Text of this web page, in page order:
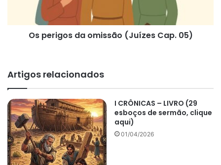
Os perigos da omissão (Juízes Cap. 05)
Artigos relacionados
I CRÔNICAS – LIVRO (29
esboços de sermão, clique
aqui)
01/04/2026